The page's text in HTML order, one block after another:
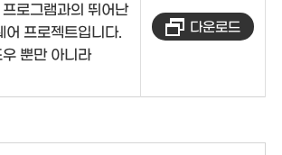
로그램과의 뛰어난
프로젝트입니다.
뿐만 아니라
다운로드